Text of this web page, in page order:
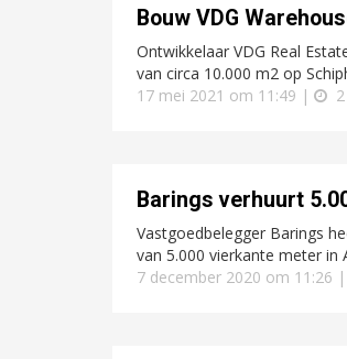
Bouw VDG
Ontwikkelaar VDG Real
van circa 10.000 m2 op
17 mei 2021 om 11:49 |
Barings verhuurt
Vastgoedbelegger Barings
van 5.000 vierkante meter in
7 december 2020 om 11:26 |